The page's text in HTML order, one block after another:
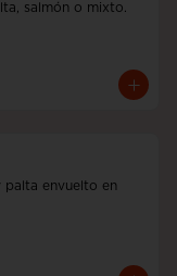
salmón o mixto.
palta envuelto en